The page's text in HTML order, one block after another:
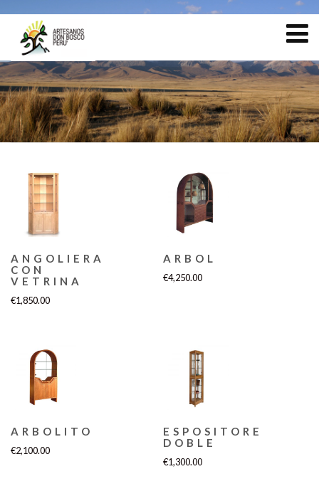
ANGOLIERA
CON
VETRINA
€1,850.00
ARBOL
€4,250.00
ARBOLITO
€2,100.00
ESPOSITORE
DOBLE
€1,300.00